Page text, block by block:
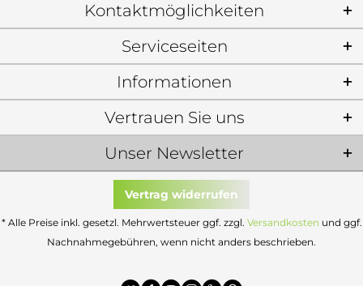
Kontaktmöglichkeiten
Serviceseiten
Informationen
Unser Newsletter
Vertrauen Sie uns
Vertrag widerrufen
* Alle Preise inkl. gesetzl. Mehrwertsteuer ggf. zzgl. Versandkosten und ggf.
Nachnahmegebühren, wenn nicht anders beschrieben.